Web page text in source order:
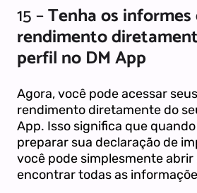
15 –Tenha os informes
rendimento
perfil no DM App
Agora, você pode acessar
rendimento diretamente do
App. Isso significa que
preparar sua declaração de
você pode simplesmente
encontrar todas as